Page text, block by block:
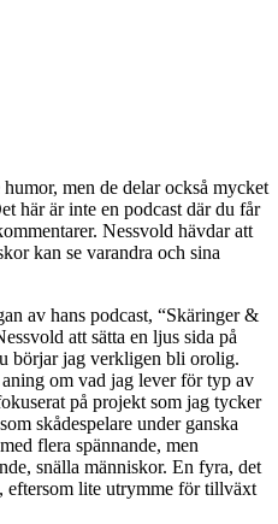
men de delar också mycket
här är inte en podcast där du får
Nessvold hävdar att
kan se varandra och sina
av hans podcast, “Skäringer &
att sätta en ljus sida på
börjar jag verkligen bli orolig.
om vad jag lever för typ av
på projekt som jag tycker
skådespelare under ganska
flera spännande, men
snälla människor. En fyra, det
eftersom lite utrymme för tillväxt